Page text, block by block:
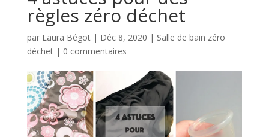
règles zéro déchet
par Laura Bégot| Déc 8, 2020 | Salle de bain zéro
déchet| 0 commentaires